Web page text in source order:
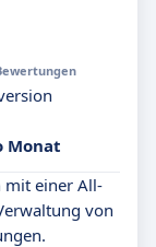
Monat
mit einer All-
von